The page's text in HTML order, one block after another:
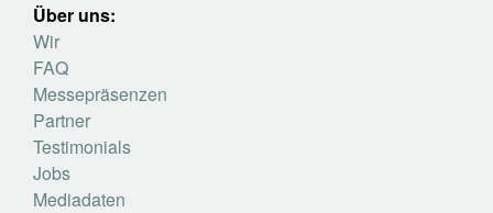
Über uns:
Wir
FAQ
Messepräsenzen
Partner
Testimonials
Jobs
Mediadaten